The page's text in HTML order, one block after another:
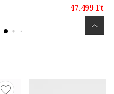
47.499 Ft